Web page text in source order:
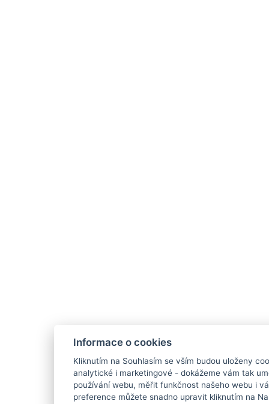
Informace o cookies
Kliknutím na Souhlasím se vším budou uloženy
analytické i marketingové - dokážeme vám tak
používání webu, měřit funkčnost našeho webu i
preference můžete snadno upravit kliknutím na